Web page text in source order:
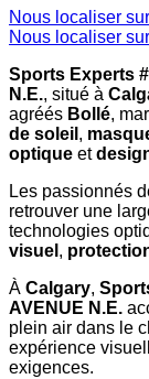
Nous localiser
Nous localiser
Sports Experts
N.E., situé à
agréés Bollé,
de soleil ,
optique et
Les passionnés
retrouver une
technologies
visuel ,
À Calgary,
AVENUE N.E.
plein air dans le
expérience
exigences.